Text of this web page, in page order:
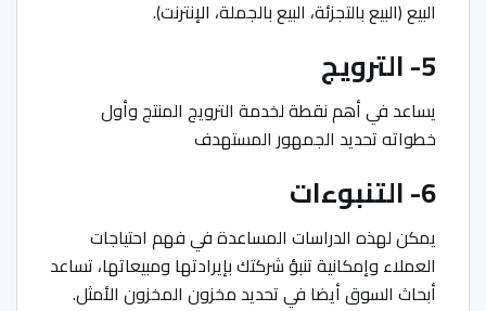
البيع (البيع بالتجزئة، البيع بالجملة، الإنترنت).
5- الترويج
يساعد في أهم نقطة لخدمة الترويج المنتج وأول
خطواته تحديد الجمهور المستهدف
6- التنبوءات
يمكن لهذه الدراسات المساعدة في فهم احتياجات
العملاء وإمكانية تنبؤ شركتك بإيرادتها ومبيعاتها، تساعد
أبحاث السوق أيضا في تحديد مخزون المخزون الأمثل.